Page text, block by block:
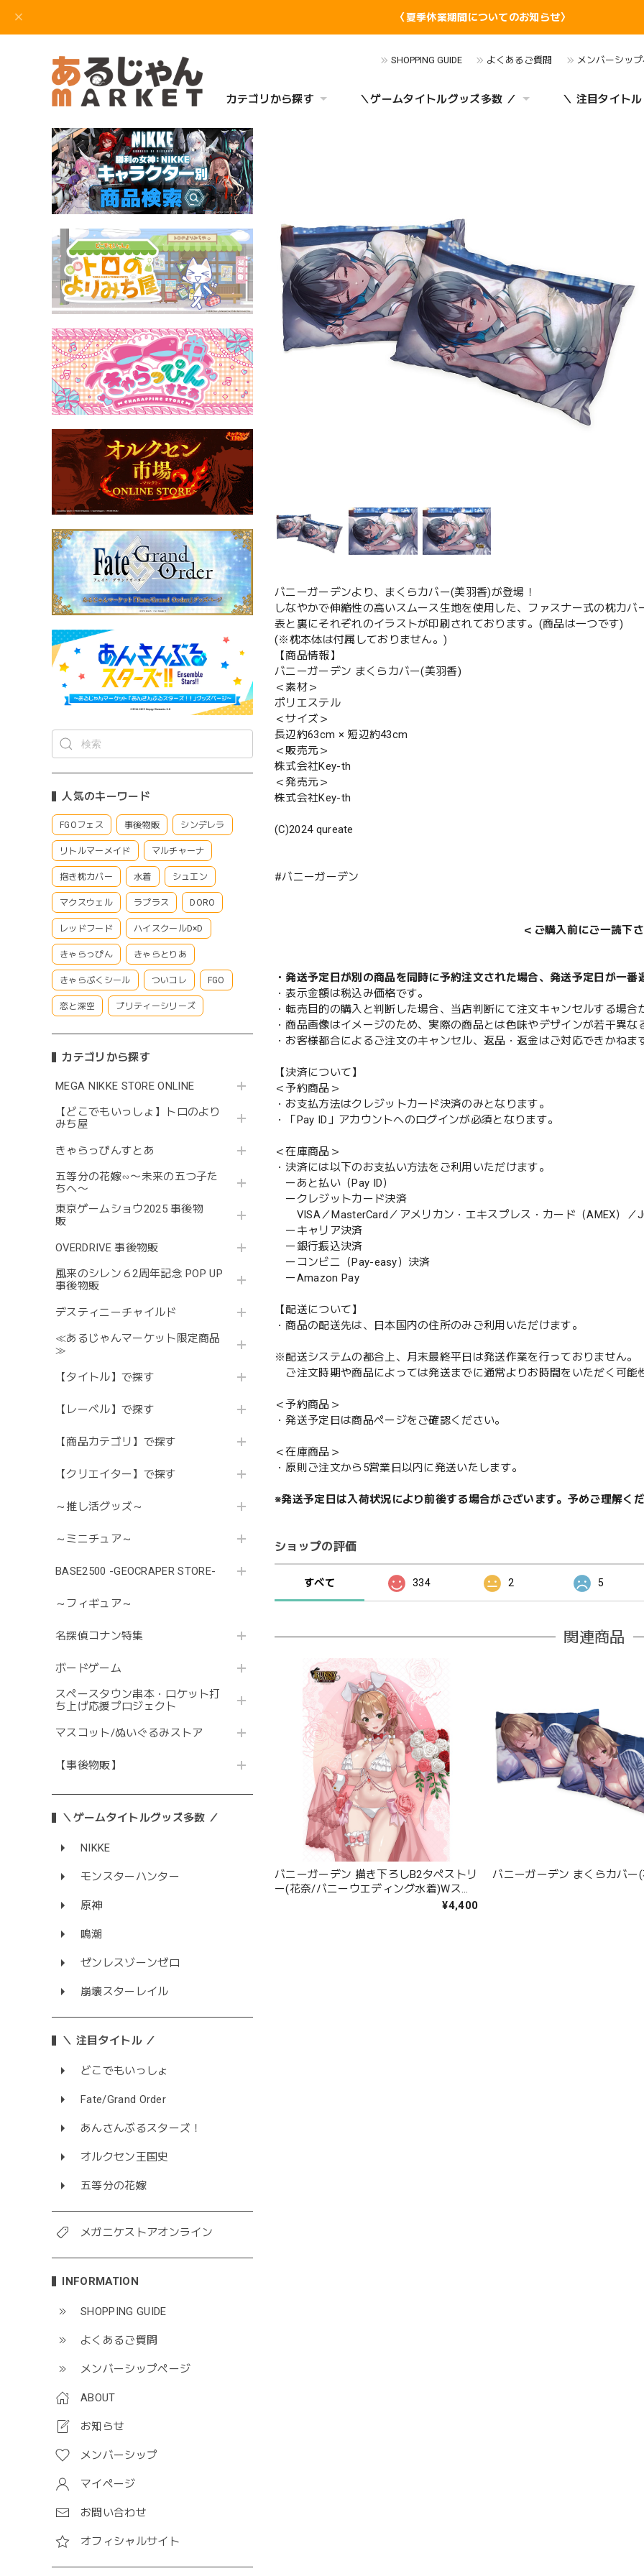
〈夏季休業期間についてのお知らせ〉
SHOPPING GUIDE よくあるご質問 メンバーシッ
カテゴリから探す ＼ゲームタイトルグッズ多数 ／ ＼ 注目タイト
人気のキーワード
FGOフェス 事後物販 シンデレラ
リトルマーメイド マルチャーナ
抱き枕カバー 水着 シュエン
マクスウェル ラプラス DORO
レッドフード ハイスクールD×D
きゃらっぴん きゃらとりあ
きゃらぷくシール ついコレ FGO
恋と深空 プリティーシリーズ
カテゴリから探す
MEGA NIKKE STORE ONLINE
【どこでもいっしょ】トロのより
みち屋
きゃらっぴんすとあ
五等分の花嫁∽〜未来の五つ子た
ちへ〜
東京ゲームショウ2025 事後物
販
OVERDRIVE 事後物販
風来のシレン６2周年記念 POP UP
事後物販
デスティニーチャイルド
≪あるじゃんマーケット限定商品
≫
【タイトル】で探す
【レーベル】で探す
【商品カテゴリ】で探す
【クリエイター】で探す
～推し活グッズ～
～ミニチュア～
BASE2500 -GEOCRAPER STORE-
～フィギュア～
名探偵コナン特集
ボードゲーム
スペースタウン串本・ロケット打
ち上げ応援プロジェクト
マスコット/ぬいぐるみストア
【事後物販】
＼ゲームタイトルグッズ多数 ／
NIKKE
モンスターハンター
原神
鳴潮
ゼンレスゾーンゼロ
崩壊スターレイル
＼ 注目タイトル ／
どこでもいっしょ
Fate/Grand Order
あんさんぶるスターズ！
オルクセン王国史
五等分の花嫁
メガニケストアオンライン
INFORMATION
SHOPPING GUIDE
よくあるご質問
メンバーシップページ
ABOUT
お知らせ
メンバーシップ
マイページ
お問い合わせ
オフィシャルサイト
バニーガーデンより、まくらカバー(美羽香)が登場！
しなやかで伸縮性の高いスムース生地を使用した、ファスナー式の枕カバ
表と裏にそれぞれのイラストが印刷されております。(商品は一つです)
(※枕本体は付属しておりません。)
【商品情報】
バニーガーデン まくらカバー(美羽香)
＜素材＞
ポリエステル
＜サイズ＞
長辺約63cm × 短辺約43cm
＜販売元＞
株式会社Key-th
＜発売元＞
株式会社Key-th
(C)2024 qureate
#バニーガーデン
＜ご購入前にご一読下
・発送予定日が別の商品を同時に予約注文された場合、発送予定日が一
・表示金額は税込み価格です。
・転売目的の購入と判断した場合、当店判断にて注文キャンセルする場合
・商品画像はイメージのため、実際の商品とは色味やデザインが若干異な
・お客様都合によるご注文のキャンセル、返品・返金はご対応できかねま
【決済について】
＜予約商品＞
・お支払方法はクレジットカード決済のみとなります。
・「Pay ID」アカウントへのログインが必須となります。
＜在庫商品＞
・決済には以下のお支払い方法をご利用いただけます。
ーあと払い（Pay ID）
ークレジットカード決済
VISA／MasterCard／アメリカン・エキスプレス・カード（AMEX）／
ーキャリア決済
ー銀行振込決済
ーコンビニ（Pay-easy）決済
ーAmazon Pay
【配送について】
・商品の配送先は、日本国内の住所のみご利用いただけます。
※配送システムの都合上、月末最終平日は発送作業を行っておりません。
ご注文時期や商品によっては発送までに通常よりお時間をいただく可能
＜予約商品＞
・発送予定日は商品ページをご確認ください。
＜在庫商品＞
・原則ご注文から5営業日以内に発送いたします。
※発送予定日は入荷状況により前後する場合がございます。予めご理解く
ショップの評価
すべて 334 2 5
関連商品
バニーガーデン 描き下ろしB2タペストリ
ー(花奈/バニーウエディング水着)Wスエ
¥4,400
バニーガーデン まくらカバー